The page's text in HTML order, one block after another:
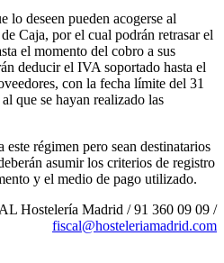
lo deseen pueden acogerse al
Caja, por el cual podrán retrasar el
el momento del cobro a sus
deducir el IVA soportado hasta el
con la fecha límite del 31
que se hayan realizado las
régimen pero sean destinatarios
asumir los criterios de registro
y el medio de pago utilizado.
Hostelería Madrid / 91 360 09 09 /
fiscal@hosteleriamadrid.com